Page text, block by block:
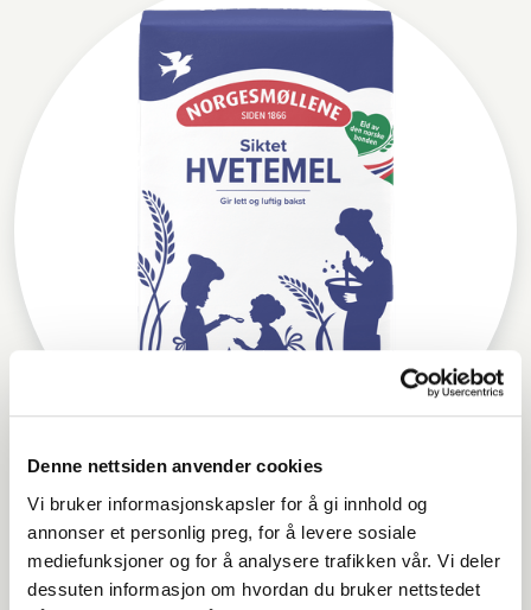
Denne nettsiden anvender cookies
Vi bruker informasjonskapsler for å gi innhold og
annonser et personlig preg, for å levere sosiale
mediefunksjoner og for å analysere trafikken vår. Vi deler
dessuten informasjon om hvordan du bruker nettstedet
Norgesmøllene Hvetemel siktet